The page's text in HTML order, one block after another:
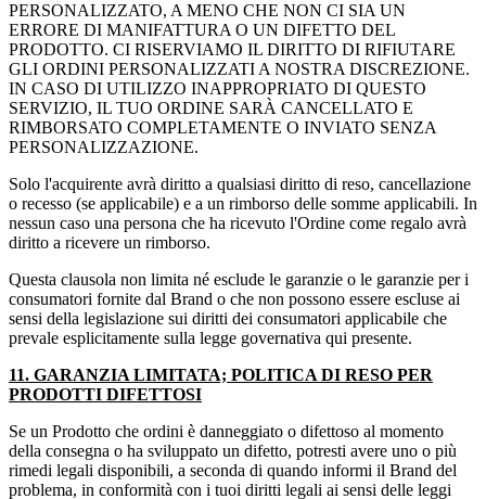
PERSONALIZZATO, A MENO CHE NON CI SIA UN
ERRORE DI MANIFATTURA O UN DIFETTO DEL
PRODOTTO. CI RISERVIAMO IL DIRITTO DI RIFIUTARE
GLI ORDINI PERSONALIZZATI A NOSTRA DISCREZIONE.
IN CASO DI UTILIZZO INAPPROPRIATO DI QUESTO
SERVIZIO, IL TUO ORDINE SARÀ CANCELLATO E
RIMBORSATO COMPLETAMENTE O INVIATO SENZA
PERSONALIZZAZIONE.
Solo l'acquirente avrà diritto a qualsiasi diritto di reso, cancellazione
o recesso (se applicabile) e a un rimborso delle somme applicabili. In
nessun caso una persona che ha ricevuto l'Ordine come regalo avrà
diritto a ricevere un rimborso.
Questa clausola non limita né esclude le garanzie o le garanzie per i
consumatori fornite dal Brand o che non possono essere escluse ai
sensi della legislazione sui diritti dei consumatori applicabile che
prevale esplicitamente sulla legge governativa qui presente.
11. GARANZIA LIMITATA; POLITICA DI RESO PER
PRODOTTI DIFETTOSI
Se un Prodotto che ordini è danneggiato o difettoso al momento
della consegna o ha sviluppato un difetto, potresti avere uno o più
rimedi legali disponibili, a seconda di quando informi il Brand del
problema, in conformità con i tuoi diritti legali ai sensi delle leggi